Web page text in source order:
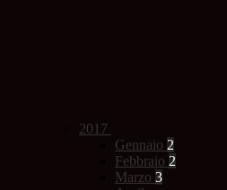
2017
Gennaio 2
Febbraio 2
Marzo 3